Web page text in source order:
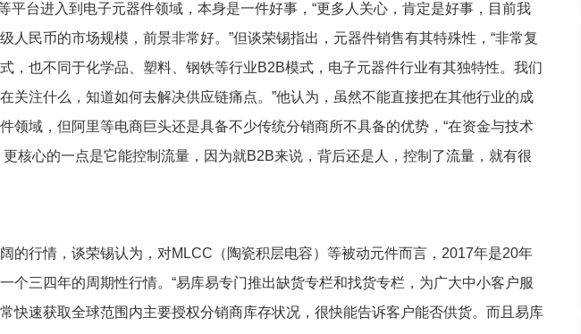
平台进入到电子元器件领域，本身是一件好事，“更多人关心，肯定是好事，目前我
人民币的市场规模，前景非常好。”但谈荣锡指出，元器件销售有其特殊性，“非常复
，也不同于化学品、塑料、钢铁等行业B2B模式，电子元器件行业有其独特性。我们
关注什么，知道如何去解决供应链痛点。”他认为，虽然不能直接把在其他行业的成
领域，但阿里等电商巨头还是具备不少传统分销商所不具备的优势，“在资金与技术
核心的一点是它能控制流量，因为就B2B来说，背后还是人，控制了流量，就有很
的行情，谈荣锡认为，对MLCC（陶瓷积层电容）等被动元件而言，2017年是20年
个三四年的周期性行情。“易库易专门推出缺货专栏和找货专栏，为广大中小客户服
快速获取全球范围内主要授权分销商库存状况，很快能告诉客户能否供货。而且易库